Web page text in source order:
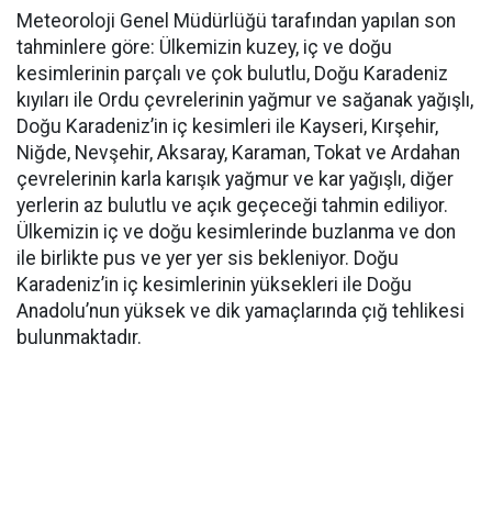
Meteoroloji Genel Müdürlüğü tarafından yapılan son
tahminlere göre: Ülkemizin kuzey, iç ve doğu
kesimlerinin parçalı ve çok bulutlu, Doğu Karadeniz
kıyıları ile Ordu çevrelerinin yağmur ve sağanak yağışlı,
Doğu Karadeniz’in iç kesimleri ile Kayseri, Kırşehir,
Niğde, Nevşehir, Aksaray, Karaman, Tokat ve Ardahan
çevrelerinin karla karışık yağmur ve kar yağışlı, diğer
yerlerin az bulutlu ve açık geçeceği tahmin ediliyor.
Ülkemizin iç ve doğu kesimlerinde buzlanma ve don
ile birlikte pus ve yer yer sis bekleniyor. Doğu
Karadeniz’in iç kesimlerinin yüksekleri ile Doğu
Anadolu’nun yüksek ve dik yamaçlarında çığ tehlikesi
bulunmaktadır.